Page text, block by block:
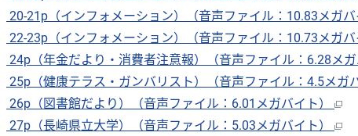
20-21p（インフォメーション）（音声ファイル：10.83メガバ
22-23p（インフォメーション）（音声ファイル：10.73メガバ
24p（年金だより・消費者注意報）（音声ファイル：6.28メガ
25p（健康テラス・ガンバリスト）（音声ファイル：4.5メガ
26p（図書館だより）（音声ファイル：6.01メガバイト）
27p（長崎県立大学）（音声ファイル：5.03メガバイト）